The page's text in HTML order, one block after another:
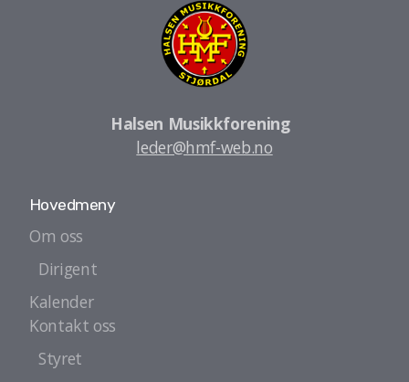
Halsen Musikkforening
leder@hmf-web.no
Hovedmeny
Om oss
Dirigent
Kalender
Kontakt oss
Styret